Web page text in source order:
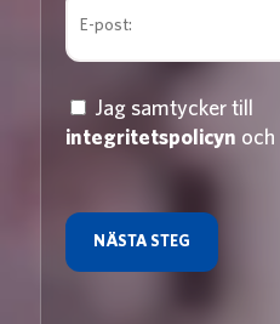
Jag samtycker till
integritetspolicyn och
NÄSTA STEG